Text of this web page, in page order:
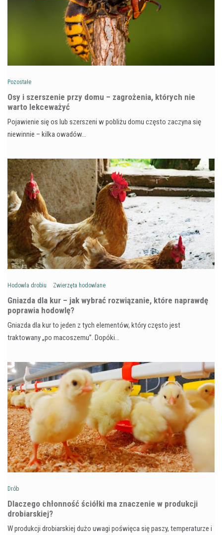
Pozostałe
Osy i szerszenie przy domu – zagrożenia, których nie
warto lekceważyć
Pojawienie się os lub szerszeni w pobliżu domu często zaczyna się
niewinnie – kilka owadów…
Hodowla drobiu Zwierzęta hodowlane
Gniazda dla kur – jak wybrać rozwiązanie, które naprawdę
poprawia hodowlę?
Gniazda dla kur to jeden z tych elementów, który często jest
traktowany „po macoszemu”. Dopóki…
Drób
Dlaczego chłonność ściółki ma znaczenie w produkcji
drobiarskiej?
W produkcji drobiarskiej dużo uwagi poświęca się paszy, temperaturze i